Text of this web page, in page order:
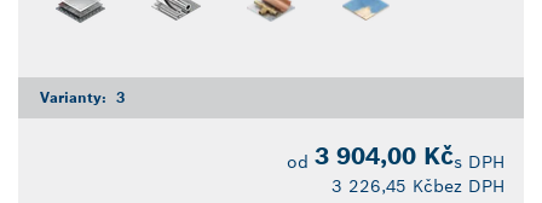
Varianty: 3
od 3 904,00 Kčs DPH
3 226,45 Kčbez DPH